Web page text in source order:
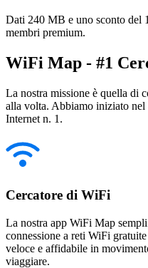
Dati 240 MB e uno sconto del
membri premium.
WiFi Map - #1
La nostra missione è quella di
alla volta. Abbiamo iniziato
Internet n. 1.
Cercatore di WiFi
La nostra app WiFi Map
connessione a reti WiFi
veloce e affidabile in
viaggiare.